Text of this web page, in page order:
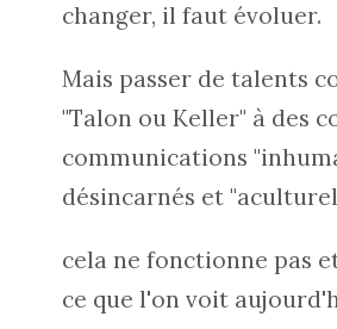
changer, il faut évoluer.
Mais passer de talents
"Talon ou Keller" à des
communications
désincarnés et
cela ne fonctionne pas
ce que l'on voit